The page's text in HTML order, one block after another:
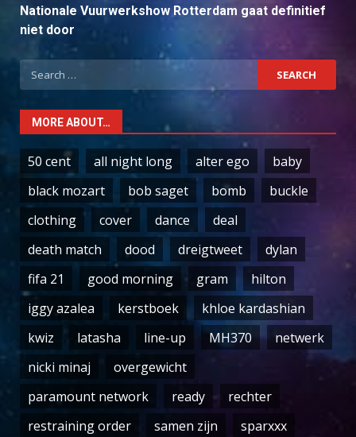
Nationale Vuurwerkshow Rotterdam gaat definitief
niet door
Search
for:
MORE ABOUT…
50 cent all night long alter ego
baby
black mozart
bob saget bomb
buckle
clothing
cover dance
deal
death match
dood dreigtweet
dylan
fifa 21
good morning gram
hilton
iggy azalea
kerstboek
khloe kardashian
kwiz
latasha line-up MH370
netwerk
nicki minaj
overgewicht
paramount network
ready
rechter
restraining order
samen zijn sparxxx